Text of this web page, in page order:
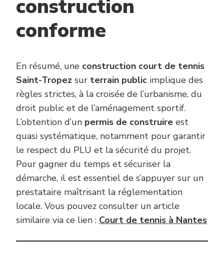
construction
conforme
En résumé, une construction court de tennis
Saint-Tropez sur terrain public implique des
règles strictes, à la croisée de l’urbanisme, du
droit public et de l’aménagement sportif.
L’obtention d’un permis de construire est
quasi systématique, notamment pour garantir
le respect du PLU et la sécurité du projet.
Pour gagner du temps et sécuriser la
démarche, il est essentiel de s’appuyer sur un
prestataire maîtrisant la réglementation
locale. Vous pouvez consulter un article
similaire via ce lien : Court de tennis à Nantes